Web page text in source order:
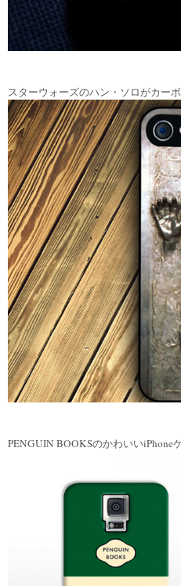
スターウォーズのハン・ソロがカー
PENGUIN BOOKSのかわいいiPhone